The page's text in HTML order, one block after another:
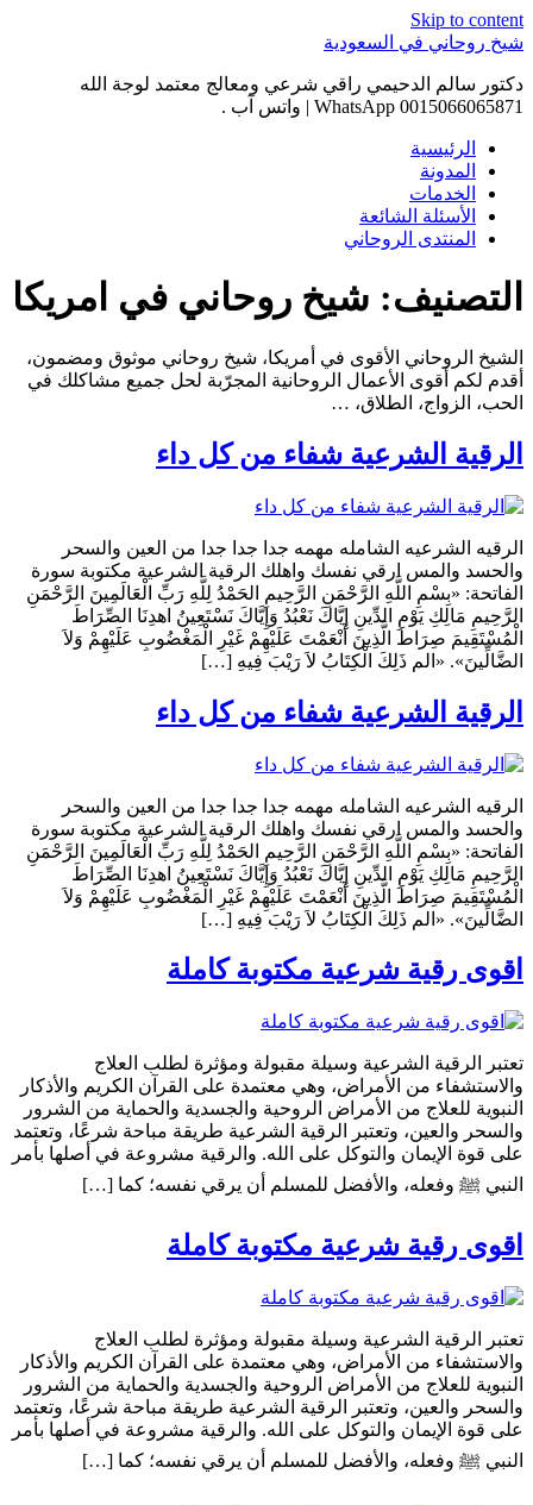
Skip to content
شيخ روحاني في السعودية
دكتور سالم الدحيمي راقي شرعي ومعالج معتمد لوجة الله
0015066065871 WhatsApp | واتس آب .
الرئيسية
المدونة
الخدمات
الأسئلة الشائعة
المنتدى الروحاني
التصنيف: شيخ روحاني في امريكا
الشيخ الروحاني الأقوى في أمريكا، شيخ روحاني موثوق ومضمون،
أقدم لكم أقوى الأعمال الروحانية المجرّبة لحل جميع مشاكلك في
الحب، الزواج، الطلاق، …
الرقية الشرعية شفاء من كل داء
الرقيه الشرعيه الشامله مهمه جدا جدا جدا من العين والسحر
والحسد والمس ارقي نفسك واهلك الرقية الشرعية مكتوبة سورة
الفاتحة: «بِسْمِ اللَّهِ الرَّحْمَنِ الرَّحِيمِ الحَمْدُ لِلَّهِ رَبِّ الْعَالَمِينَ الرَّحْمَنِ
الرَّحِيمِ مَالِكِ يَوْمِ الدِّينِ إِيَّاكَ نَعْبُدُ وَإِيَّاكَ نَسْتَعِينُ اهدِنَا الصِّرَاطَ
الْمُسْتَقِيمَ صِرَاطَ الَّذِينَ أَنْعَمْتَ عَلَيْهِمْ غَيْرِ الْمَغْضُوبِ عَلَيْهِمْ وَلاَ
الضَّالِّينَ». «الم ذَلِكَ الْكِتَابُ لاَ رَيْبَ فِيهِ […]
الرقية الشرعية شفاء من كل داء
الرقيه الشرعيه الشامله مهمه جدا جدا جدا من العين والسحر
والحسد والمس ارقي نفسك واهلك الرقية الشرعية مكتوبة سورة
الفاتحة: «بِسْمِ اللَّهِ الرَّحْمَنِ الرَّحِيمِ الحَمْدُ لِلَّهِ رَبِّ الْعَالَمِينَ الرَّحْمَنِ
الرَّحِيمِ مَالِكِ يَوْمِ الدِّينِ إِيَّاكَ نَعْبُدُ وَإِيَّاكَ نَسْتَعِينُ اهدِنَا الصِّرَاطَ
الْمُسْتَقِيمَ صِرَاطَ الَّذِينَ أَنْعَمْتَ عَلَيْهِمْ غَيْرِ الْمَغْضُوبِ عَلَيْهِمْ وَلاَ
الضَّالِّينَ». «الم ذَلِكَ الْكِتَابُ لاَ رَيْبَ فِيهِ […]
اقوى رقية شرعية مكتوبة كاملة
تعتبر الرقية الشرعية وسيلة مقبولة ومؤثرة لطلب العلاج
والاستشفاء من الأمراض، وهي معتمدة على القرآن الكريم والأذكار
النبوية للعلاج من الأمراض الروحية والجسدية والحماية من الشرور
والسحر والعين، وتعتبر الرقية الشرعية طريقة مباحة شرعًا، وتعتمد
على قوة الإيمان والتوكل على الله. والرقية مشروعة في أصلها بأمر
النبي ﷺ وفعله، والأفضل للمسلم أن يرقي نفسه؛ كما […]
اقوى رقية شرعية مكتوبة كاملة
تعتبر الرقية الشرعية وسيلة مقبولة ومؤثرة لطلب العلاج
والاستشفاء من الأمراض، وهي معتمدة على القرآن الكريم والأذكار
النبوية للعلاج من الأمراض الروحية والجسدية والحماية من الشرور
والسحر والعين، وتعتبر الرقية الشرعية طريقة مباحة شرعًا، وتعتمد
على قوة الإيمان والتوكل على الله. والرقية مشروعة في أصلها بأمر
النبي ﷺ وفعله، والأفضل للمسلم أن يرقي نفسه؛ كما […]